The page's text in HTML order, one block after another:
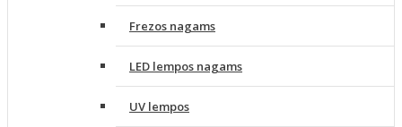
Frezos nagams
LED lempos nagams
UV lempos